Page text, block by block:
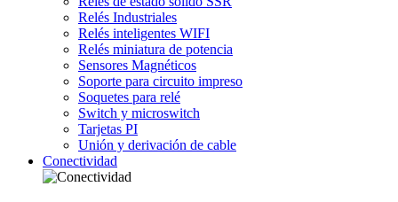
Relés Industriales
Relés inteligentes WIFI
Relés miniatura de potencia
Sensores Magnéticos
Soporte para circuito impreso
Soquetes para relé
Switch y microswitch
Tarjetas PI
Unión y derivación de cable
Conectividad